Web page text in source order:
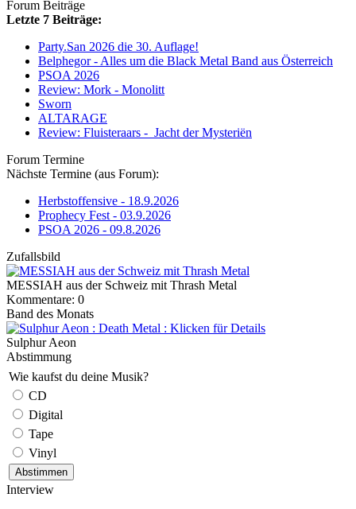
Forum Beiträge
Letzte 7 Beiträge:
Party.San 2026 die 30. Auflage!
Belphegor - Alles um die Black Metal Band aus Österreich
PSOA 2026
Review: Mork - Monolitt
Sworn
ALTARAGE
Review: Fluisteraars - Jacht der Mysteriën
Forum Termine
Nächste Termine (aus Forum):
Herbstoffensive - 18.9.2026
Prophecy Fest - 03.9.2026
PSOA 2026 - 09.8.2026
Zufallsbild
MESSIAH aus der Schweiz mit Thrash Metal
Kommentare: 0
Band des Monats
Sulphur Aeon
Abstimmung
Wie kaufst du deine Musik?
CD
Digital
Tape
Vinyl
Interview